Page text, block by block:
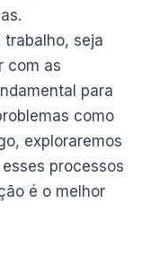
trabalho, seja
com as
para
como
exploraremos
processos
é o melhor